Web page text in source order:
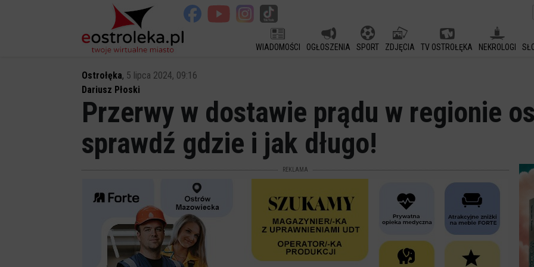
WIADOMOŚCI OGŁOSZENIA SPORT ZDJĘCIA TV OSTROŁĘKA NEKROLOGI
Ostrołęka, 5 lipca 2024, 09:16
Dariusz Płoski
Przerwy w dostawie prądu w regionie
sprawdź gdzie i jak długo!
REKLAMA